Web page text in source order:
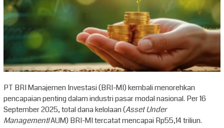
PT BRI Manajemen Investasi (BRI-MI) kembali menorehkan
pencapaian penting dalam industri pasar modal nasional. Per 16
September 2025, total dana kelolaan (Asset Under
Management/AUM) BRI-MI tercatat mencapai Rp55,14 triliun.